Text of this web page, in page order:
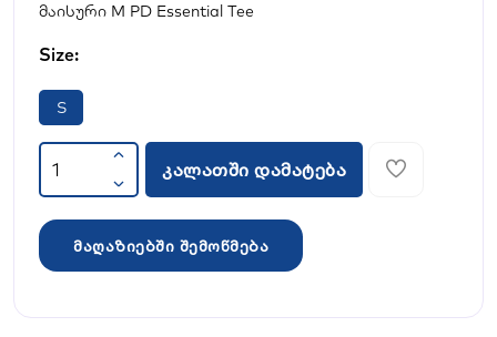
მაისური M PD Essential Tee
Size:
S
კალათში დამატება
მაღაზიებში შემოწმება